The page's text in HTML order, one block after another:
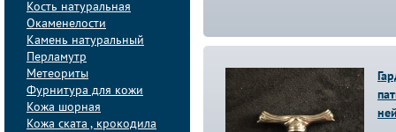
Кость натуральная
Окаменелости
Камень натуральный
Перламутр
Метеориты
Фурнитура для кожи
Кожа шорная
Кожа ската , крокодила